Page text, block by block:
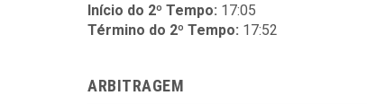
Início do 2º Tempo: 17:05
Término do 2º Tempo: 17:52
ARBITRAGEM